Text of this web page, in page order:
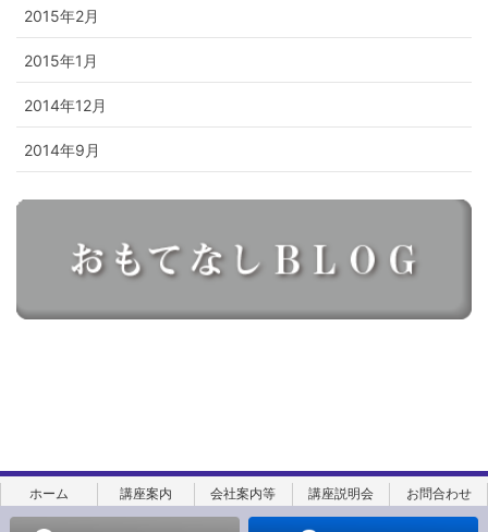
2015年2月
2015年1月
2014年12月
2014年9月
ホーム 講座案内 会社案内等 講座説明会 お問合わせ